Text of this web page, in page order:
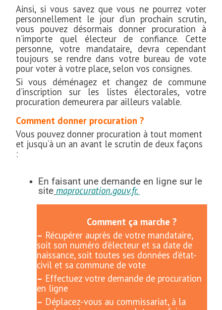
Ainsi, si vous savez que vous ne pourrez voter
personnellement le jour d’un prochain scrutin,
vous pouvez désormais donner procuration à
n’importe quel électeur de confiance. Cette
personne, votre mandataire, devra cependant
toujours se rendre dans votre bureau de vote
pour voter à votre place, selon vos consignes.
Si vous déménagez et changez de commune
d’inscription sur les listes électorales, votre
procuration demeurera par ailleurs valable.
Comment donner procuration ?
Vous pouvez donner procuration à tout moment
et jusqu’à un an avant le scrutin de deux façons
:
En faisant une demande en ligne sur le
site maprocuration.gouv.fr.
Comment ça marche ?
– Récupérer auprès de votre mandataire,
soit son numéro d’électeur et sa date de
naissance, soit toutes ses données d’état-
civil et sa commune de vote
– Effectuez votre demande de procuration
en ligne
– Déplacez-vous au commissariat, à la